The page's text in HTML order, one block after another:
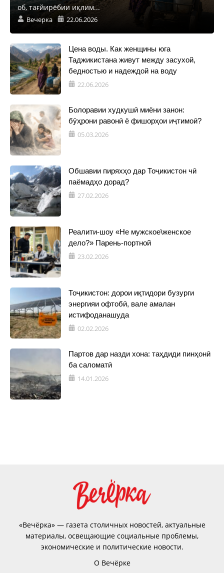
об, тағйирёбии иқлим...
Вечерка 22.06.2026
Цена воды. Как женщины юга
Таджикистана живут между засухой,
бедностью и надеждой на воду
22.06.2026
Болоравии худкушӣ миёни занон:
бӯҳрони равонӣ ё фишорҳои иҷтимоӣ?
05.03.2026
Обшавии пиряхҳо дар Тоҷикистон чӣ
паёмадҳо дорад?
27.02.2026
Реалити-шоу «Не мужское\женское
дело?» Парень-портной
23.02.2026
Тоҷикистон: дорои иқтидори бузурги
энергияи офтобӣ, вале амалан
истифоданашуда
02.02.2026
Партов дар назди хона: таҳдиди пинҳонӣ
ба саломатӣ
14.01.2026
«Вечёрка» — газета столичных новостей, актуальные
материалы, освещающие социальные проблемы,
экономические и политические новости.
О Вечёрке